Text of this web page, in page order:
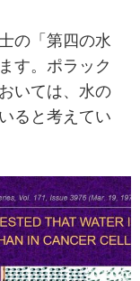
の「第四の水
す。ポラック
いては、水の
ると考えてい